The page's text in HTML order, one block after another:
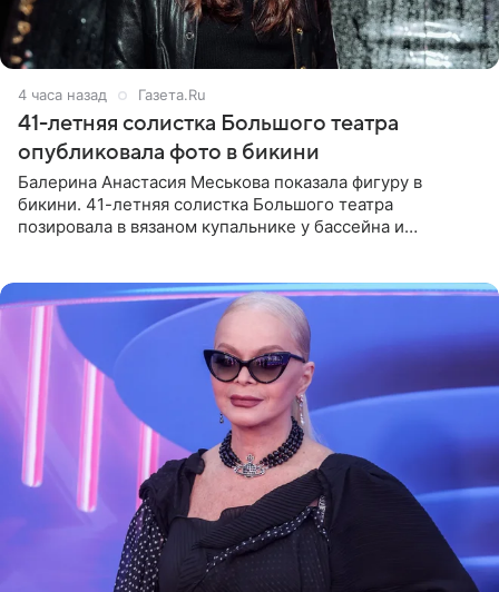
4 часа назад Газета.Ru
41-летняя солистка Большого театра
опубликовала фото в бикини
Балерина Анастасия Меськова показала фигуру в
бикини. 41-летняя солистка Большого театра
позировала в вязаном купальнике у бассейна и